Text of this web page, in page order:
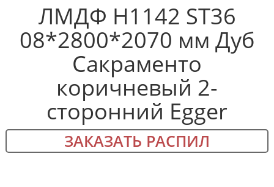
ЛМДФ H1142 ST36
08*2800*2070 мм Дуб
Сакраменто
коричневый 2-
сторонний Egger
ЗАКАЗАТЬ РАСПИЛ